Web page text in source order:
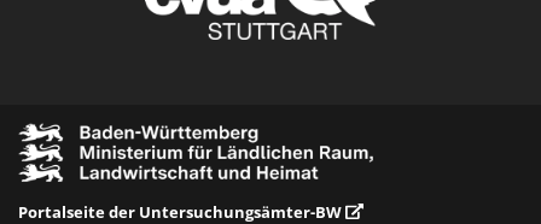
Portalseite der Untersuchungsämter-BW